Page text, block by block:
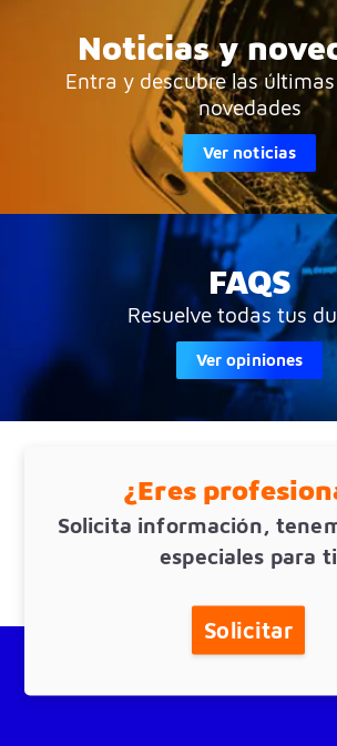
Noticias y
Entra y descubre las
novedades
Ver noticias
FAQS
Resuelve todas tus
Ver opiniones
¿Eres
Solicita información,
especiales para ti
Solicitar